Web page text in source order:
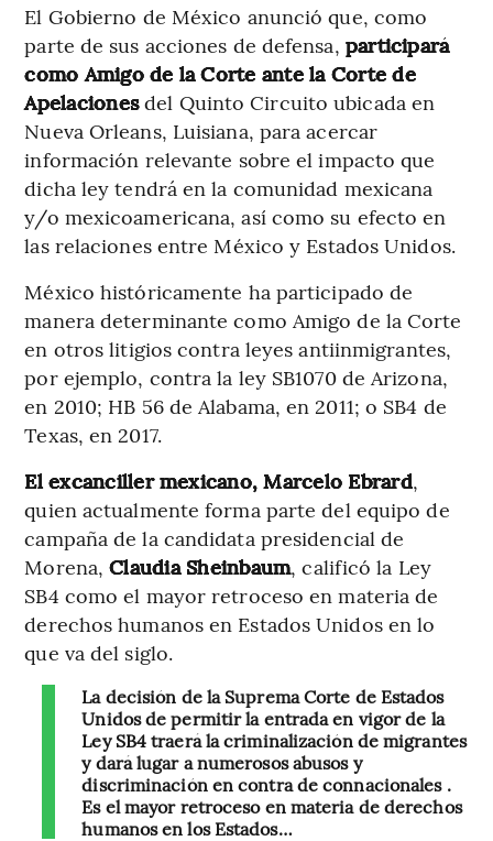
El Gobierno de México anunció que, como
parte de sus acciones de defensa, participará
como Amigo de la Corte ante la Corte de
Apelacionesdel Quinto Circuito ubicada en
Nueva Orleans, Luisiana, para acercar
información relevante sobre el impacto que
dicha ley tendrá en la comunidad mexicana
y/o mexicoamericana, así como su efecto en
las relaciones entre México y Estados Unidos.
México históricamente ha participado de
manera determinante como Amigo de la Corte
en otros litigios contra leyes antiinmigrantes,
por ejemplo, contra la ley SB1070 de Arizona,
en 2010; HB 56 de Alabama, en 2011; o SB4 de
Texas, en 2017.
El excanciller mexicano, Marcelo Ebrard,
quien actualmente forma parte del equipo de
campaña de la candidata presidencial de
Morena,Claudia Sheinbaum, calificó la Ley
SB4 como el mayor retroceso en materia de
derechos humanos en Estados Unidos en lo
que va del siglo.
La decisión de la Suprema Corte de Estados
Unidos de permitir la entrada en vigor de la
Ley SB4 traerá la criminalización de migrantes
y dará lugar a numerosos abusos y
discriminación en contra de connacionales .
Es el mayor retroceso en materia de derechos
humanos en los Estados…